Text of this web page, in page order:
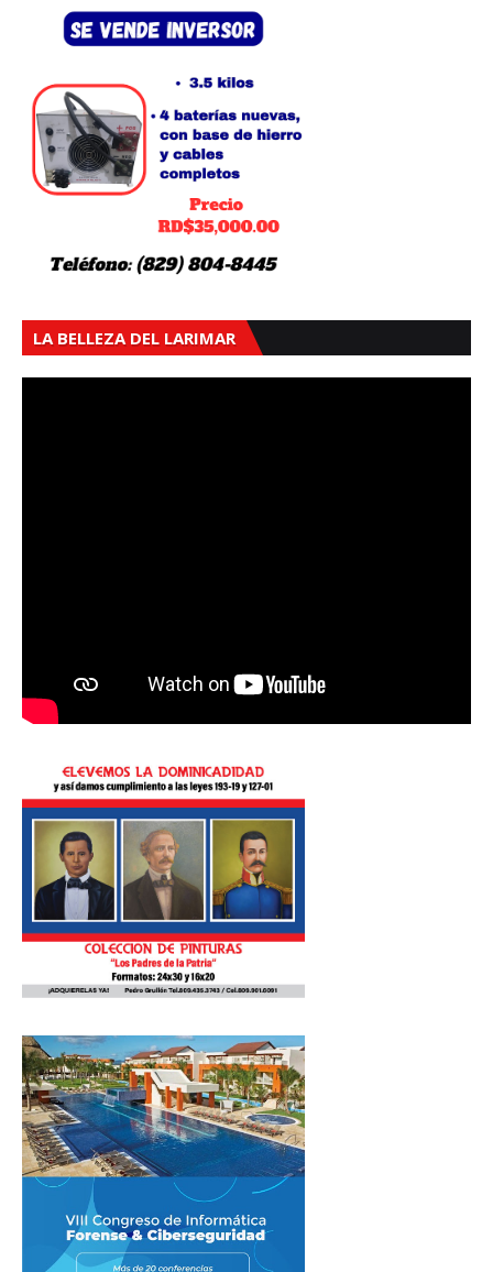
LA BELLEZA DEL LARIMAR